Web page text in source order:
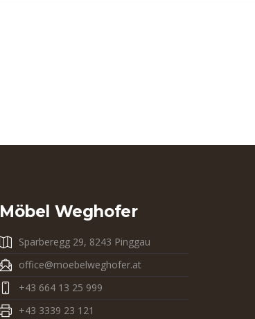
Möbel Weghofer
Sparberegg 29, 8243 Pinggau
office@moebelweghofer.at
+43 664 13 25 999
+43 3339 23 121